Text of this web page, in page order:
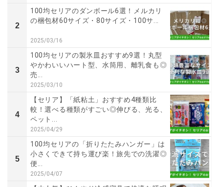
2
100均セリアのダンボール6選！メルカリ
の梱包材60サイズ・80サイズ・100サ...
2025/03/16
3
100均セリアの製氷皿おすすめ9選！丸型
やかわいいハート型、水筒用、離乳食も◎
売...
2025/03/10
4
【セリア】「紙粘土」おすすめ4種類比
較！選べる種類がすごい◎伸びる、光る、
ペット...
2025/04/29
5
100均セリアの「折りたたみハンガー」は
小さくできて持ち運び楽！旅先での洗濯◎
便...
2025/04/07